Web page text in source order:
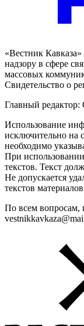
«Вестник
надзору в сфере
массовых
Свидетельство о
Главный редактор:
Использование
исключительно на
необходимо
При
текстов. Текст
Не допускается
текстов
По всем вопросам,